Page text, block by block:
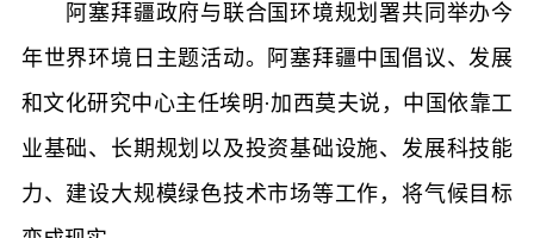
阿塞拜疆政府与联合国环境规划署共同举办今
年世界环境日主题活动。阿塞拜疆中国倡议、发展
和文化研究中心主任埃明·加西莫夫说，中国依靠工
业基础、长期规划以及投资基础设施、发展科技能
力、建设大规模绿色技术市场等工作，将气候目标